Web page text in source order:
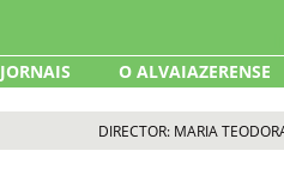
JORNAIS O ALVAIAZERENSE
DIRECTOR: MARIA